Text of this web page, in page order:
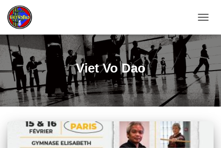
LA
Viet Vo Dao